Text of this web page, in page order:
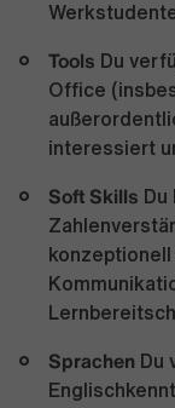
Tools Du
Office
interessiert
Soft Skills
Sprachen Du